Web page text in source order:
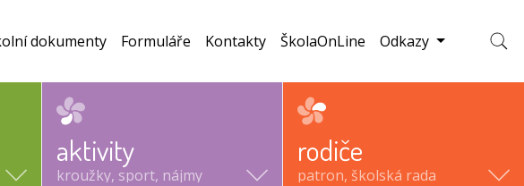
aktivity
kroužky, sport, nájmy
rodiče
patron, školská rada
dokumenty Formuláře Kontakty ŠkolaOnLine Odkazy